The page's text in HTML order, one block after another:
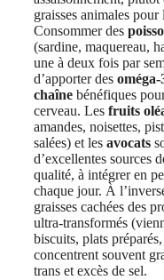
graisses animales pour
Consommer des
(sardine, maquereau,
une à deux fois par
d’apporter des
chaîne bénéfiques
cerveau. Les fruits
amandes, noisettes,
salées) et les avocats
d’excellentes sources
qualité, à intégrer en
chaque jour. À
graisses cachées des
ultra‑transformés
biscuits, plats
concentrent souvent
trans et excès de sel.